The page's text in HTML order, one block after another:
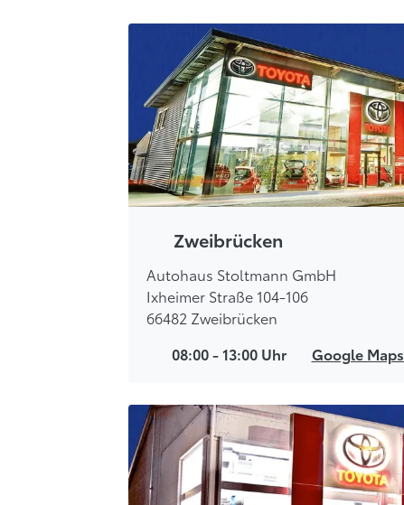
Zweibrücken
Autohaus Stoltmann GmbH
Ixheimer Straße 104-106
66482 Zweibrücken
08:00 - 13:00 Uhr Google Maps